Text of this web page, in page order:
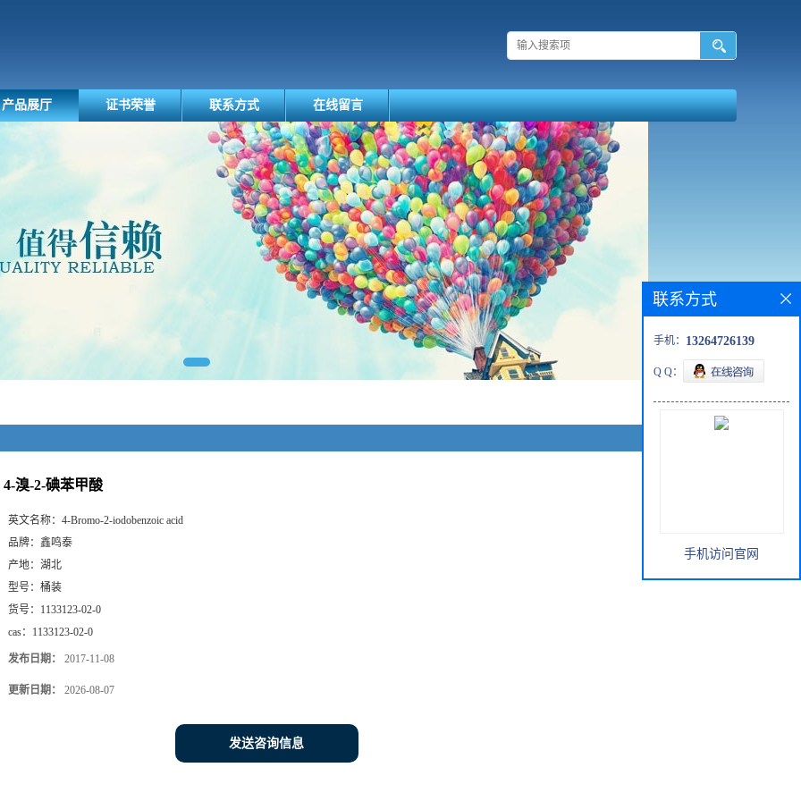
产品展厅 证书荣誉 联系方式 在线留言
4-溴-2-碘苯甲酸
英文名称： 4-Bromo-2-iodobenzoic acid
品牌： 鑫鸣泰
产地： 湖北
型号： 桶装
货号： 1133123-02-0
cas： 1133123-02-0
发布日期： 2017-11-08
更新日期： 2026-08-07
发送咨询信息
联系方式
手机： 13264726139
Q Q：
手机访问官网